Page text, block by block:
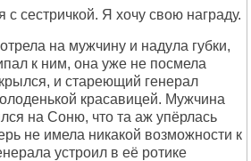
сестричкой. Я хочу свою награду.
на мужчину и надула губки,
к ним, она уже не посмела
и стареющий генерал
красавицей. Мужчина
на Соню, что та аж упёрлась
не имела никакой возможности к
устроил в её ротике